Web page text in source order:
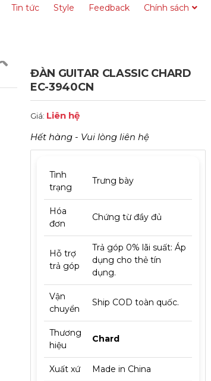
Tin tức Style Feedback Chính sách
ĐÀN GUITAR CLASSIC CHARD
EC-3940CN
Giá: Liên hệ
Hết hàng - Vui lòng liên hệ
Tình
trạng
Trưng bày
Hóa
đơn
Chứng từ đầy đủ
Hỗ trợ
trả góp
Trả góp 0% lãi suất: Áp
dụng cho thẻ tín
dụng.
Vận
chuyển
Ship COD toàn quốc.
Thương
hiệu
Chard
Xuất xứ Made in China